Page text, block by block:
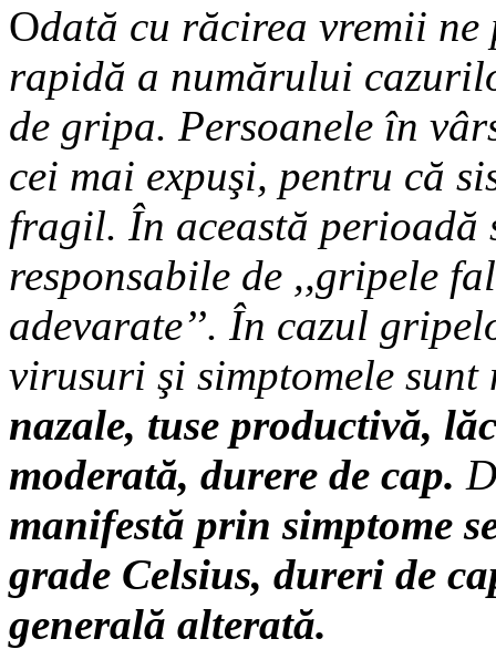
Odată cu răcirea vremii ne
rapidă a numărului
de gripa. Persoanele în
cei mai expuşi, pentru că
fragil. În această
responsabile de ,,gripele
adevarate’’. În cazul
virusuri şi simptomele
nazale, tuse productivă,
moderată, durere de cap.
manifestă prin simptome
grade Celsius, dureri de
generală alterată.